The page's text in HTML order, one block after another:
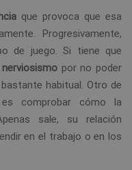
que provoca que esa
Progresivamente,
de juego. Si tiene que
nerviosismopor no poder
habitual. Otro de
comprobar cómo la
sale, su relación
en el trabajo o en los